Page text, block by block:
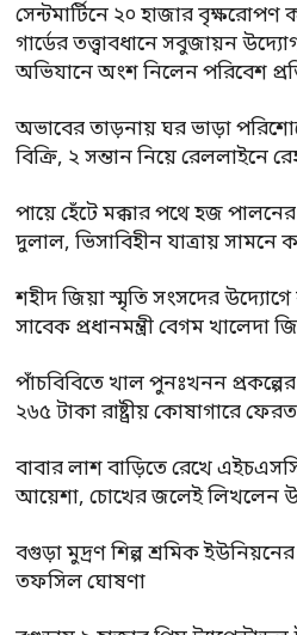
সেন্টমার্টিনে ২০ হাজার
গার্ডের তত্ত্বাবধানে সবুজায়ন
অভিযানে অংশ নিলেন পরিবেশ
অভাবের তাড়নায় ঘর ভাড়া
বিক্রি, ২ সন্তান নিয়ে রেললাইনে
পায়ে হেঁটে মক্কার পথে হজ
দুলাল, ভিসাবিহীন যাত্রায়
শহীদ জিয়া স্মৃতি সংসদের উদ্যোগে
সাবেক প্রধানমন্ত্রী বেগম খালেদা
পাঁচবিবিতে খাল পুনঃখনন
২৬৫ টাকা রাষ্ট্রীয় কোষাগারে
বাবার লাশ বাড়িতে রেখে
আয়েশা, চোখের জলেই লিখলেন
বগুড়া মুদ্রণ শিল্প শ্রমিক ইউনিয়নের
তফসিল ঘোষণা